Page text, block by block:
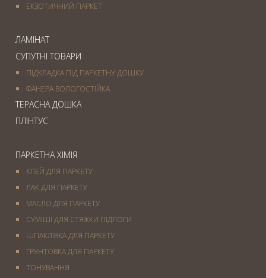
ЕКЗОТИЧНИЙ ПАРКЕТ
ЛАМІНАТ
СУПУТНІ ТОВАРИ
ПІДКЛАДКА ПІД ПАРКЕТНУ ДОШКУ
ФАНЕРА ВОЛОГОСТІЙКА
ТЕРАСНА ДОШКА
ПЛІНТУС
ПАРКЕТНА ХІМІЯ
КЛЕЙ ДЛЯ ПАРКЕТУ
ЛАК ДЛЯ ПАРКЕТУ
МАСЛО ДЛЯ ПАРКЕТУ
СУМІШІ ДЛЯ СТЯЖКИ ПІДЛОГИ
ШПАКЛІВКА ДЛЯ ПАРКЕТУ
ГРУНТОВКА ДЛЯ ПАРКЕТУ
ТОНУВАННЯ